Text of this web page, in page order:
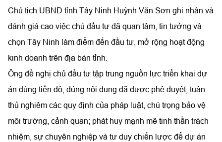
Chủ tịch UBND tỉnh Tây Ninh Huỳnh Văn Sơn ghi nhận và
đánh giá cao việc chủ đầu tư đã quan tâm, tin tưởng và
chọn Tây Ninh làm điểm đến đầu tư, mở rộng hoạt động
kinh doanh trên địa bàn tỉnh.
Ông đề nghị chủ đầu tư tập trung nguồn lực triển khai dự
án đúng tiến độ, đúng nội dung đã được phê duyệt, tuân
thủ nghiêm các quy định của pháp luật, chú trọng bảo vệ
môi trường, cảnh quan; phát huy mạnh mẽ tinh thần trách
nhiệm, sự chuyên nghiệp và tư duy chiến lược để dự án